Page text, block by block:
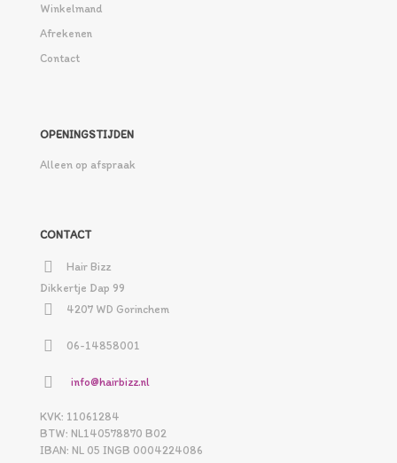
Winkelmand
Afrekenen
Contact
OPENINGSTIJDEN
Alleen op afspraak
CONTACT
Hair Bizz
Dikkertje Dap 99
4207 WD Gorinchem
06-14858001
info@hairbizz.nl
KVK: 11061284
BTW: NL140578870 B02
IBAN: NL 05 INGB 0004224086